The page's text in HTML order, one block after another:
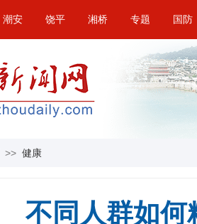
潮安 饶平 湘桥 专题 国防
>> 健康
不同人群如何